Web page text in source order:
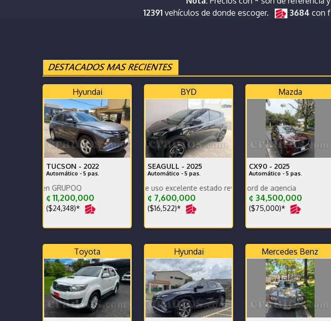
12391 vehículos de donde escoger. 3684 con
Hyundai
TUCSON - 2022
Automático - 5 pas.
Impecable comprado en GRUPOQ
¢ 11,200,000
($24,348)*
BYD
SEAGULL - 2025
Automático - 5 pas.
Un año y tres meses de uso excelente estado revision reciente garantias completas
¢ 7,600,000
($16,522)*
Mazda
CX90 - 2025
Automático - 5 pas.
¢ 34,500,000
($75,000)*
Carro nacional comprado
Toyota Hyundai Mercedes Benz